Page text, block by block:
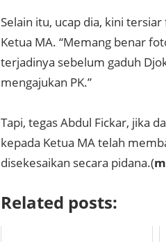
Selain itu, ucap dia, kini
Ketua MA. “Memang benar
terjadinya sebelum gaduh
mengajukan PK.”
Tapi, tegas Abdul Fickar, jika
kepada Ketua MA telah
disekesaikan secara pidana.(
Related posts: